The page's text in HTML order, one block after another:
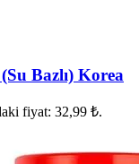
Bazlı) Korea
fiyat: 32,99 ₺.